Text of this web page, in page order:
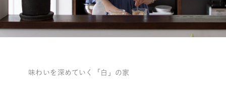
味わいを深めていく「白」の家